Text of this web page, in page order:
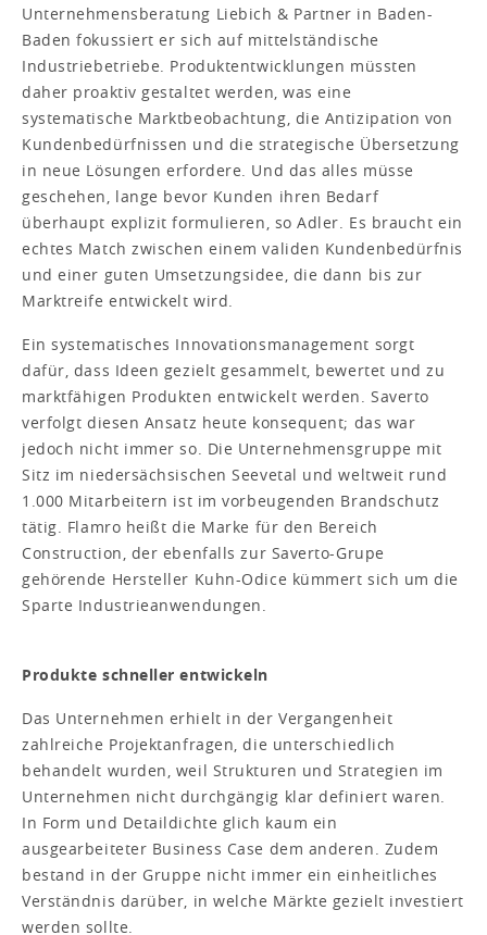
Unternehmensberatung Liebich & Partner in Baden-
Baden fokussiert er sich auf mittelständische
Industriebetriebe. Produktentwicklungen müssten
daher proaktiv gestaltet werden, was eine
systematische Marktbeobachtung, die Antizipation von
Kundenbedürfnissen und die strategische Übersetzung
in neue Lösungen erfordere. Und das alles müsse
geschehen, lange bevor Kunden ihren Bedarf
überhaupt explizit formulieren, so Adler. Es braucht ein
echtes Match zwischen einem validen Kundenbedürfnis
und einer guten Umsetzungsidee, die dann bis zur
Marktreife entwickelt wird.
Ein systematisches Innovationsmanagement sorgt
dafür, dass Ideen gezielt gesammelt, bewertet und zu
marktfähigen Produkten entwickelt werden. Saverto
verfolgt diesen Ansatz heute konsequent; das war
jedoch nicht immer so. Die Unternehmensgruppe mit
Sitz im niedersächsischen Seevetal und weltweit rund
1.000 Mitarbeitern ist im vorbeugenden Brandschutz
tätig. Flamro heißt die Marke für den Bereich
Construction, der ebenfalls zur Saverto-Grupe
gehörende Hersteller Kuhn-Odice kümmert sich um die
Sparte Industrieanwendungen.
Produkte schneller entwickeln
Das Unternehmen erhielt in der Vergangenheit
zahlreiche Projektanfragen, die unterschiedlich
behandelt wurden, weil Strukturen und Strategien im
Unternehmen nicht durchgängig klar definiert waren.
In Form und Detaildichte glich kaum ein
ausgearbeiteter Business Case dem anderen. Zudem
bestand in der Gruppe nicht immer ein einheitliches
Verständnis darüber, in welche Märkte gezielt investiert
werden sollte.